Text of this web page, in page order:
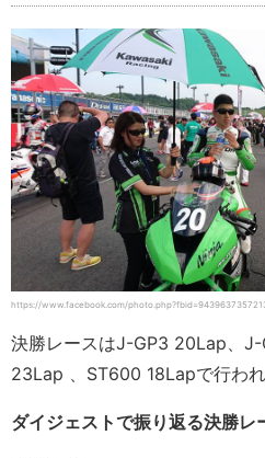
https://www.facebook.com/
決勝レースはJ-GP3 20Lap、
23Lap 、ST600 18Lapで行われ
ダイジェストで振り返る決勝レ